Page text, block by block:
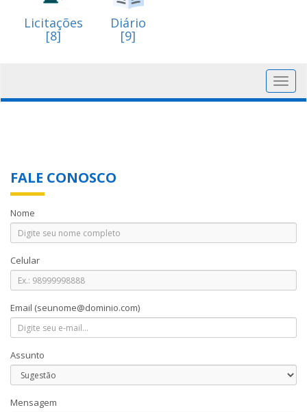
Licitações
[8]
Diário
[9]
FALE CONOSCO
Nome
Celular
Email (seunome@dominio.com)
Assunto
Mensagem